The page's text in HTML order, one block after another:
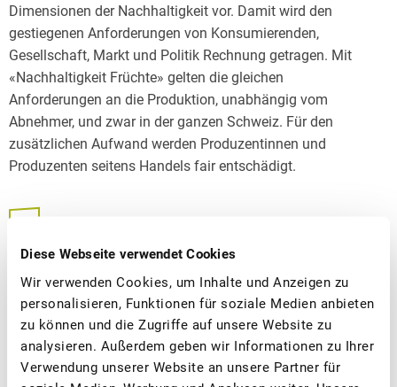
Diese Webseite verwendet Cookies
Wir verwenden Cookies, um Inhalte und Anzeigen zu
personalisieren, Funktionen für soziale Medien anbieten
zu können und die Zugriffe auf unsere Website zu
analysieren. Außerdem geben wir Informationen zu Ihrer
Verwendung unserer Website an unsere Partner für
Dimensionen der Nachhaltigkeit vor. Damit wird den
gestiegenen Anforderungen von Konsumierenden,
Gesellschaft, Markt und Politik Rechnung getragen. Mit
«Nachhaltigkeit Früchte» gelten die gleichen
Anforderungen an die Produktion, unabhängig vom
Abnehmer, und zwar in der ganzen Schweiz. Für den
zusätzlichen Aufwand werden Produzentinnen und
Produzenten seitens Handels fair entschädigt.
Haben Sie Fragen? Kontaktieren Sie uns – wir sind
gerne für Sie da.